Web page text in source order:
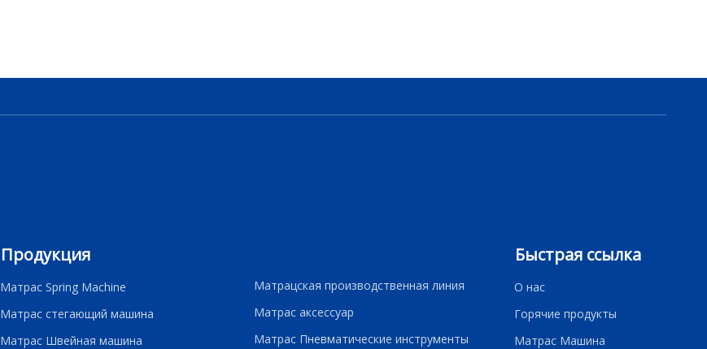
Продукция
Матрас Spring Machine
Матрас стегающий машина
Матрас Швейная машина
Матрацская производственная линия
Матрас аксессуар
Матрас Пневматические инструменты
Быстрая ссылка
О нас
Горячие продукты
Матрас Машина